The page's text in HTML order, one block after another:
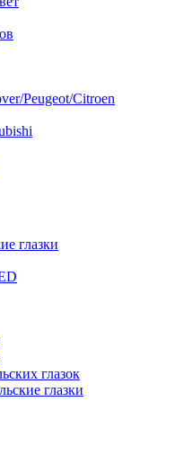
Peugeot/Citroen
глазки
глазок
глазки